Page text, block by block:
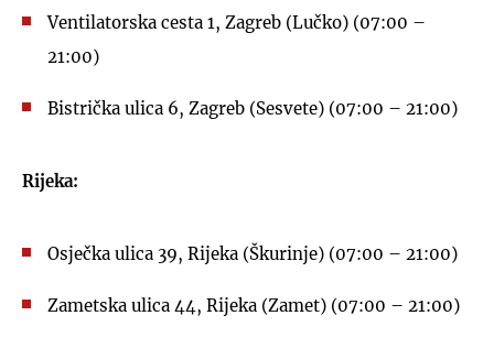
Ventilatorska cesta 1, Zagreb (Lučko) (07:00 –
21:00)
Bistrička ulica 6, Zagreb (Sesvete) (07:00 – 21:00)
Rijeka:
Osječka ulica 39, Rijeka (Škurinje) (07:00 – 21:00)
Zametska ulica 44, Rijeka (Zamet) (07:00 – 21:00)